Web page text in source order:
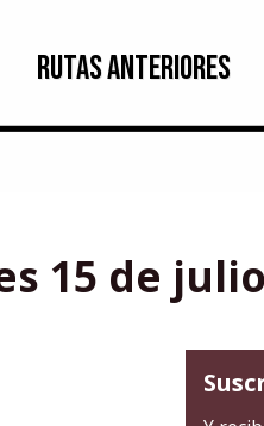
RUTAS ANTERIORES
15 de